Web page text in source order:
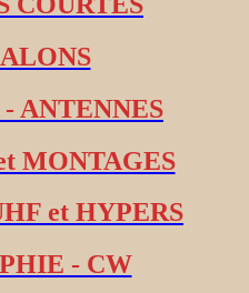
ANTENNES
MONTAGES
et HYPERS
- CW